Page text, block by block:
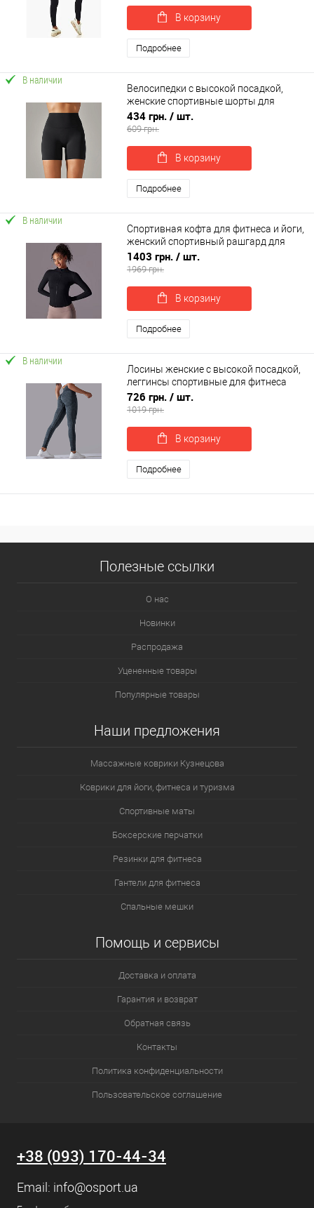
В корзину
Подробнее
В наличии
Велосипедки с высокой посадкой,
женские спортивные шорты для
фитнеса и йоги OSPORT (os-0003-1)
434 грн. / шт.
609 грн.
В корзину
Подробнее
В наличии
Спортивная кофта для фитнеса и йоги,
женский спортивный рашгард для
фитнеса OSPORT (os-0009-1)
1403 грн. / шт.
1969 грн.
В корзину
Подробнее
В наличии
Лосины женские с высокой посадкой,
леггинсы спортивные для фитнеса
(yoga leggings) OSPORT (os-0005-1)
726 грн. / шт.
1019 грн.
В корзину
Подробнее
Полезные ссылки
О нас
Новинки
Распродажа
Уцененные товары
Популярные товары
Наши предложения
Массажные коврики Кузнецова
Коврики для йоги, фитнеса и туризма
Спортивные маты
Боксерские перчатки
Резинки для фитнеса
Гантели для фитнеса
Спальные мешки
Помощь и сервисы
Доставка и оплата
Гарантия и возврат
Обратная связь
Контакты
Политика конфиденциальности
Пользовательское соглашение
+38 (093) 170-44-34
Email: info@osport.ua